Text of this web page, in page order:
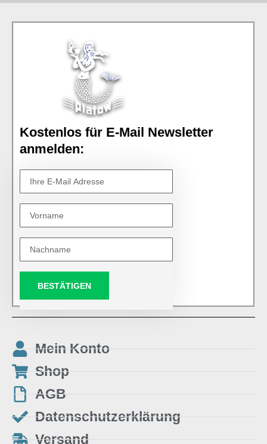
Kostenlos für E-Mail Newsletter
anmelden:
BESTÄTIGEN
Mein Konto
Shop
AGB
Datenschutzerklärung
Versand